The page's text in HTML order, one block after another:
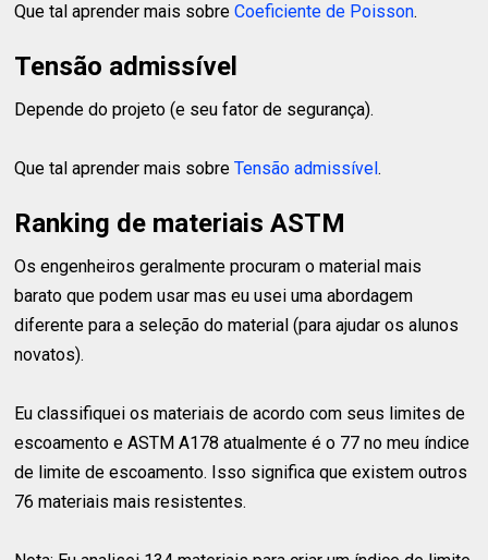
Que tal aprender mais sobreCoeficiente de Poisson.
Tensão admissível
Depende do projeto (e seu fator de segurança).
Que tal aprender mais sobre Tensão admissível.
Ranking de materiais ASTM
Os engenheiros geralmente procuram o material mais
barato que podem usar mas eu usei uma abordagem
diferente para a seleção do material (para ajudar os alunos
novatos).
Eu classifiquei os materiais de acordo com seus limites de
escoamento e ASTM A178 atualmente é o 77 no meu índice
de limite de escoamento. Isso significa que existem outros
76 materiais mais resistentes.